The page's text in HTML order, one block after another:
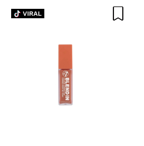
Esqueceu-se da palavra-passe?
Eu não tenho uma conta aqui